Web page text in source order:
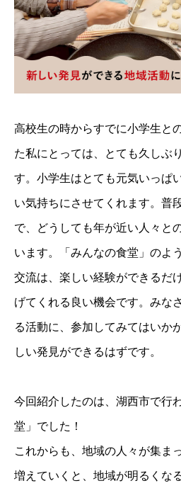
高校生の時からすでに小学生と
た私にとっては、とても久しぶ
す。小学生はとても元気いっぱ
い気持ちにさせてくれます。普
で、どうしても年が近い人々と
います。「みんなの食堂」のよ
交流は、楽しい経験ができるだ
げてくれる良い機会です。みな
る活動に、参加してみてはいか
しい発見ができるはずです。
今回紹介したのは、湖西市で行
堂」でした！
これからも、地域の人々が集ま
増えていくと、地域が明るくな